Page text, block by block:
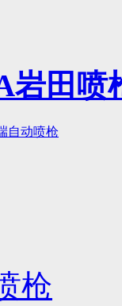
岩田喷
自动喷枪
枪